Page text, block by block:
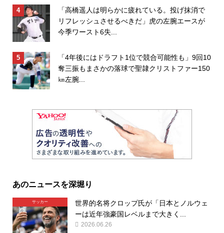
「高橋遥人は明らかに疲れている。投げ抹消で
リフレッシュさせるべきだ」虎の左腕エースが
今季ワースト6失...
「4年後にはドラフト1位で競合可能性も」9回10
奪三振もまさかの落球で聖隷クリストファー150
㎞左腕...
あのニュースを深堀り
サッカー
世界的名将クロップ氏が「日本とノルウェ
ーは近年強豪国レベルまで大きく...
2026.06.26